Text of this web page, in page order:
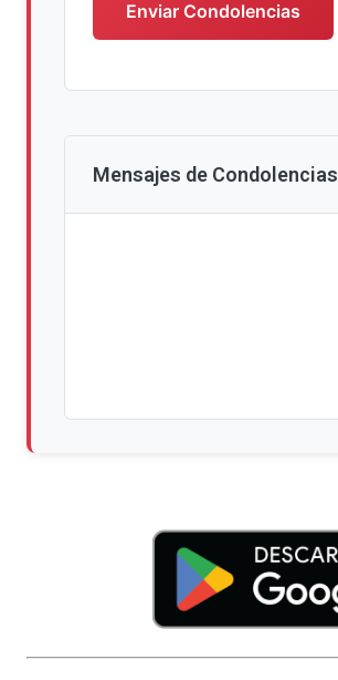
Enviar Condolencias
Mensajes de Condolencias